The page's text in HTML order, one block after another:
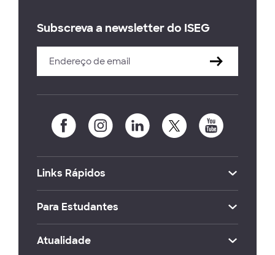
Subscreva a newsletter do ISEG
Links Rápidos
Para Estudantes
Atualidade